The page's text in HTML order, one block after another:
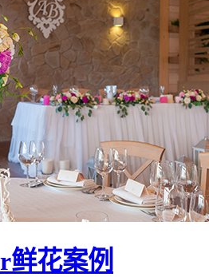
鲜花案例